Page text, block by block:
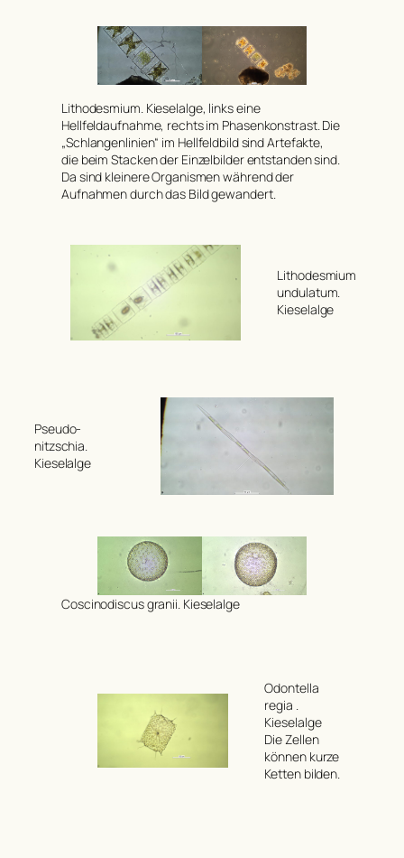
Lithodesmium. Kieselalge, links eine
Hellfeldaufnahme, rechts im Phasenkonstrast. Die
„Schlangenlinien“ im Hellfeldbild sind Artefakte,
die beim Stacken der Einzelbilder entstanden sind.
Da sind kleinere Organismen während der
Aufnahmen durch das Bild gewandert.
Lithodesmium
undulatum.
Kieselalge
Pseudo-
nitzschia.
Kieselalge
Coscinodiscus granii. Kieselalge
Odontella
regia .
Kieselalge
Die Zellen
können kurze
Ketten bilden.